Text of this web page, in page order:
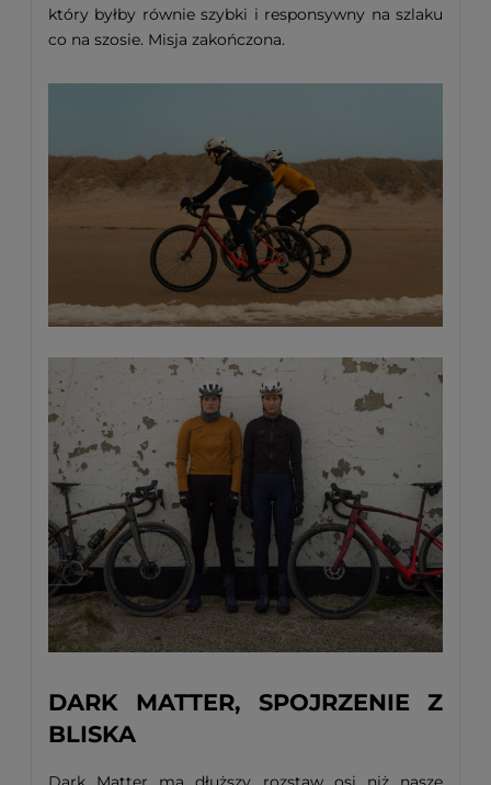
który byłby równie szybki i responsywny na szlaku
co na szosie. Misja zakończona.
DARK MATTER, SPOJRZENIE Z
BLISKA